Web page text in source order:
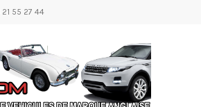
55 27 44